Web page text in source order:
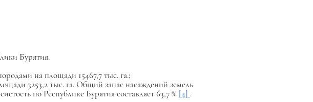
Бурятия.
на площади 15467,7 тыс. га.;
3253,2 тыс. га. Общий запас насаждений земель
по Республике Бурятия составляет 63,7 % [4] .